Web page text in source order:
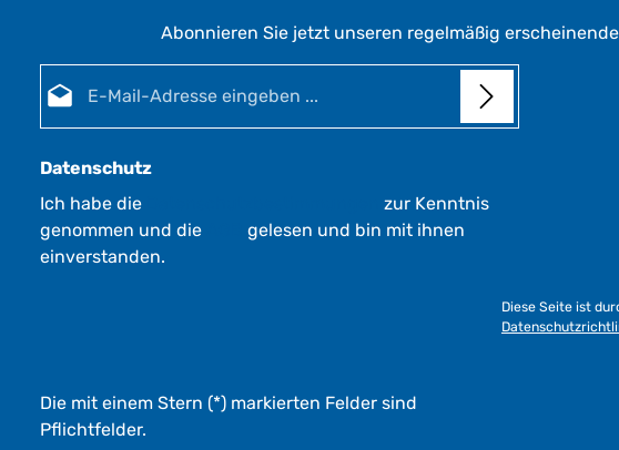
Abonnieren Sie jetzt unseren regelmäßig
Datenschutz
Ich habe die
zur Kenntnis
genommen und die
gelesen und bin mit ihnen
einverstanden.
Diese Seite ist
Die mit einem Stern (*) markierten Felder sind
Pflichtfelder.